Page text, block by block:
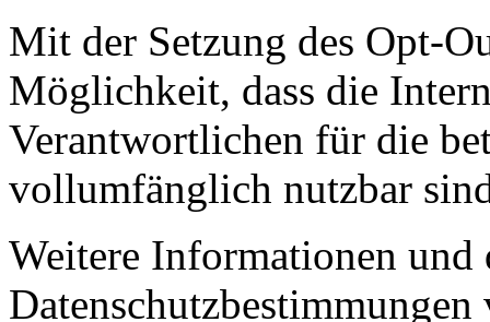
Mit der Setzung des Opt-
Möglichkeit, dass die
Verantwortlichen für die
vollumfänglich nutzbar
Weitere Informationen und